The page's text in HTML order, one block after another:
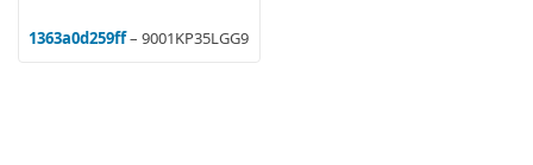
1363a0d259ff– 9001KP35LGG9